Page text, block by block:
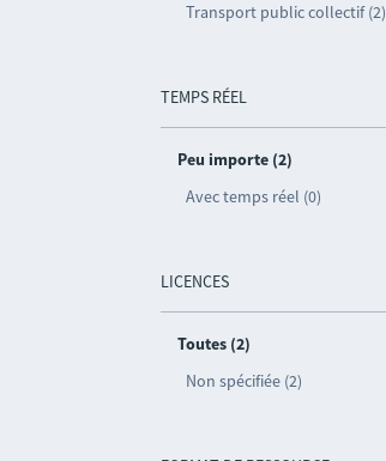
Transport public collectif (2)
TEMPS RÉEL
Peu importe (2)
Avec temps réel (0)
LICENCES
Toutes (2)
Non spécifiée (2)